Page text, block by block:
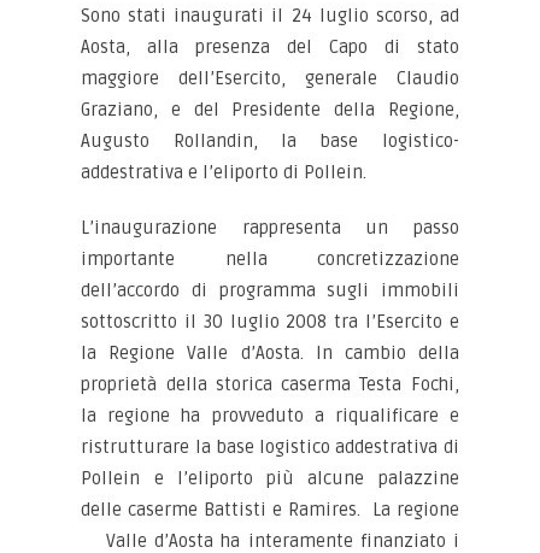
Sono stati inaugurati il 24 luglio scorso, ad
Aosta, alla presenza del Capo di stato
maggiore dell’Esercito, generale Claudio
Graziano, e del Presidente della Regione,
Augusto Rollandin, la base logistico-
addestrativa e l’eliporto di Pollein.
L’inaugurazione rappresenta un passo
importante nella concretizzazione
dell’accordo di programma sugli immobili
sottoscritto il 30 luglio 2008 tra l’Esercito e
la Regione Valle d’Aosta. In cambio della
proprietà della storica caserma Testa Fochi,
la regione ha provveduto a riqualificare e
ristrutturare la base logistico addestrativa di
Pollein e l’eliporto più alcune palazzine
delle caserme Battisti e Ramires. La regione
Valled’Aosta ha interamente finanziato i